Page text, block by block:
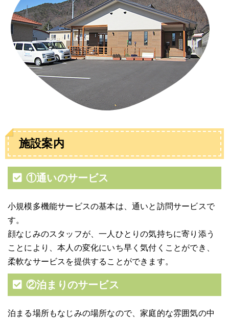
施設案内
①通いのサービス
小規模多機能サービスの基本は、通いと訪問サービスで
す。
顔なじみのスタッフが、一人ひとりの気持ちに寄り添う
ことにより、本人の変化にいち早く気付くことができ、
柔軟なサービスを提供することができます。
②泊まりのサービス
泊まる場所もなじみの場所なので、家庭的な雰囲気の中